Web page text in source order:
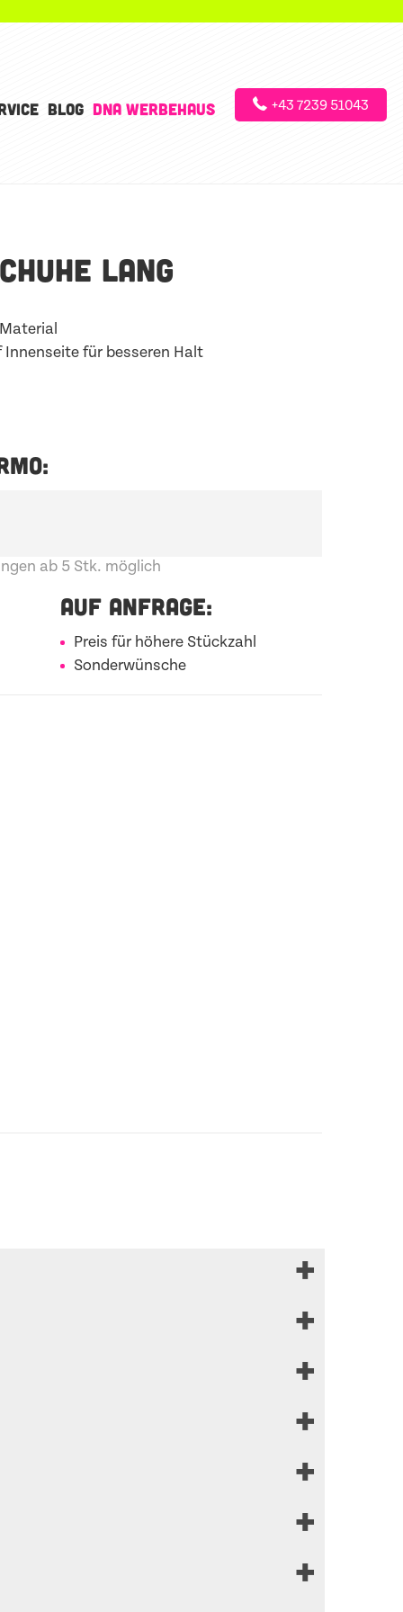
+43 7239 51043
BLOG DNA WERBEHAUS
LANG
für besseren Halt
ab 5 Stk. möglich
AUF ANFRAGE:
Preis für höhere Stückzahl
Sonderwünsche